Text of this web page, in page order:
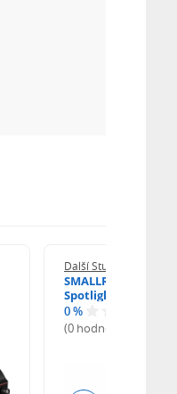
Další Studiová světla
SMALLRIG 6376 SP Air
Spotlight
0 %
(0 hodnocení)